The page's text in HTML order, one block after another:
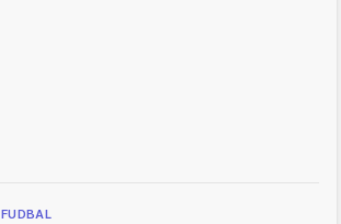
FUDBAL